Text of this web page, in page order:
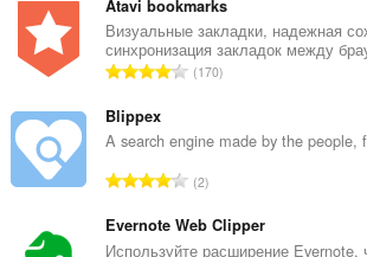
е
н
о
к
е
г
о
о
н
о
к
:
Atavi bookmarks
Визуальные закладки, надежная
синхронизация закладок между
В
г
о
е
170
Blippex
A search engine made by the people,
В
е
г
2
Evernote Web Clipper
Используйте расширение Evernote,